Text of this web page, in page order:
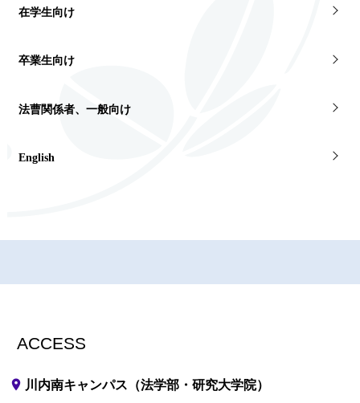
在学生向け
卒業生向け
法曹関係者、一般向け
English
ACCESS
place 川内南キャンパス（法学部・研究大学院）